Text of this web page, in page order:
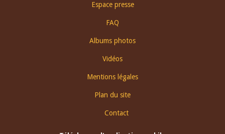
Espace presse
FAQ
Albums photos
Vidéos
Mentions légales
Plan du site
Contact